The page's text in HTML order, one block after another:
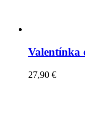
Valentínka
27,90 €